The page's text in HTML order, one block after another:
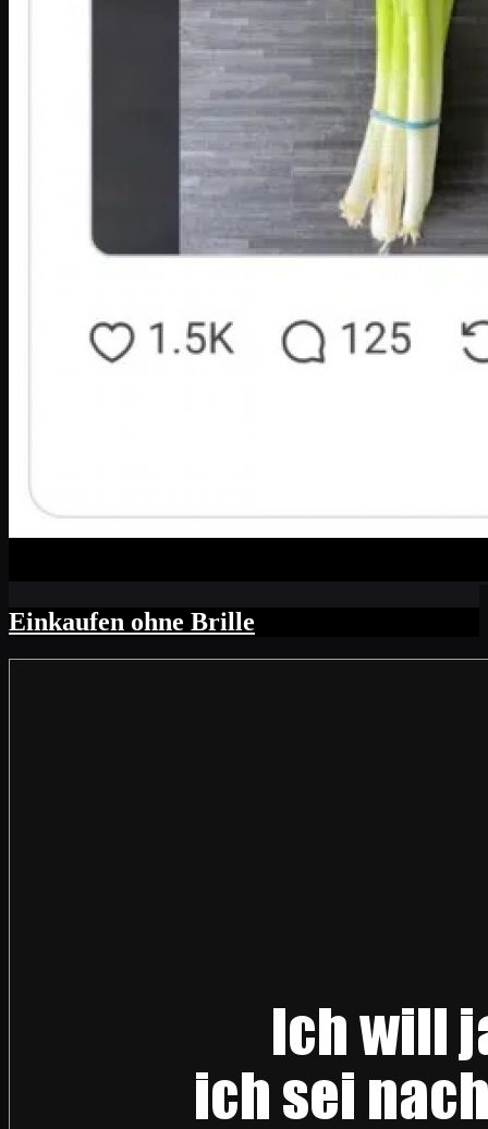
Einkaufen ohne Brille